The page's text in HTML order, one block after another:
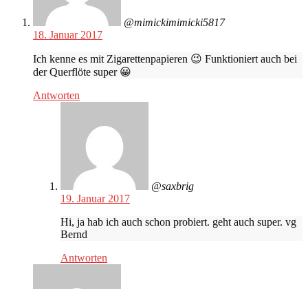
@mimickimimicki5817
18. Januar 2017
Ich kenne es mit Zigarettenpapieren 😉 Funktioniert auch bei
der Querflöte super 😀
Antworten
@saxbrig
19. Januar 2017
Hi, ja hab ich auch schon probiert. geht auch super. vg
Bernd
Antworten